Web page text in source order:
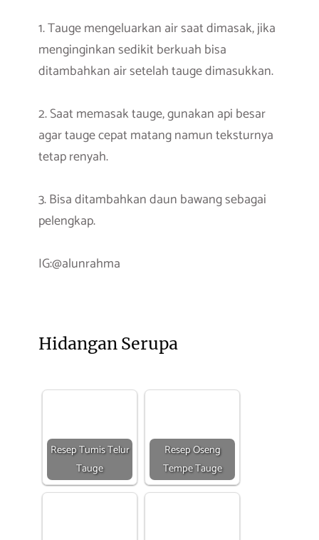
1. Tauge mengeluarkan air saat dimasak, jika
menginginkan sedikit berkuah bisa
ditambahkan air setelah tauge dimasukkan.
2. Saat memasak tauge, gunakan api besar
agar tauge cepat matang namun teksturnya
tetap renyah.
3. Bisa ditambahkan daun bawang sebagai
pelengkap.
IG:@alunrahma
Hidangan Serupa
Resep Tumis Telur
Tauge
Resep Oseng
Tempe Tauge